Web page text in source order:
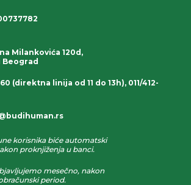
Milankovića 120d,
Beograd
(direktna linija od 11 do 13h), 011/412-
korisnika biće automatski
proknjiženja u banci.
mesečno, nakon
period.